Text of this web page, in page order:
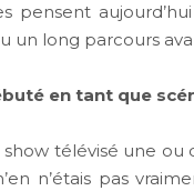
pensent
un long parcours
en tant que
show télévisé une
n’étais pas